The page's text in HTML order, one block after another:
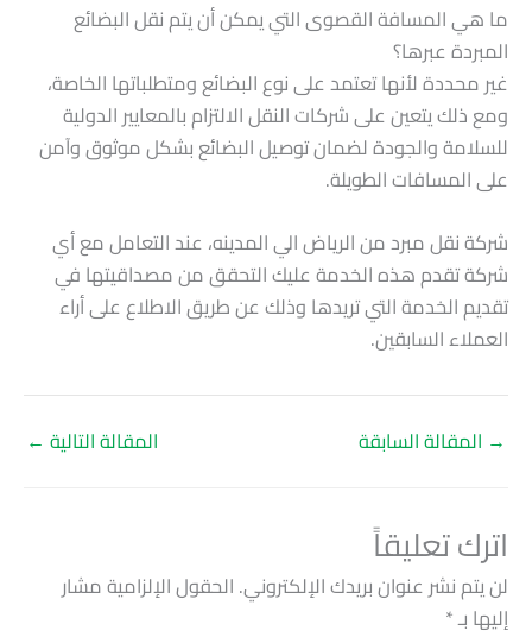
ما هي المسافة القصوى التي يمكن أن يتم نقل البضائع
المبردة عبرها؟
غير محددة لأنها تعتمد على نوع البضائع ومتطلباتها الخاصة،
ومع ذلك يتعين على شركات النقل الالتزام بالمعايير الدولية
للسلامة والجودة لضمان توصيل البضائع بشكل موثوق وآمن
على المسافات الطويلة.
شركة نقل مبرد من الرياض الي المدينه، عند التعامل مع أي
شركة تقدم هذه الخدمة عليك التحقق من مصداقيتها في
تقديم الخدمة التي تريدها وذلك عن طريق الاطلاع على أراء
العملاء السابقين.
→ المقالة السابقة المقالة التالية ←
اترك تعليقاً
لن يتم نشر عنوان بريدك الإلكتروني. الحقول الإلزامية مشار
إليها بـ*